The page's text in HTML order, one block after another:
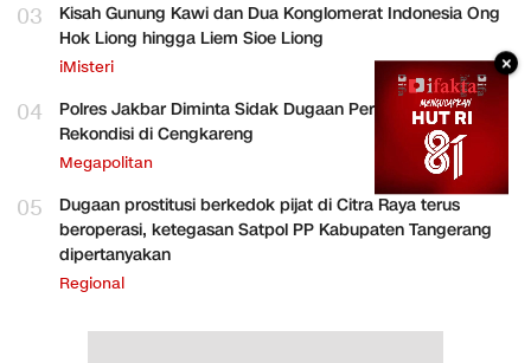
03
Kisah Gunung Kawi dan Dua Konglomerat Indonesia Ong
Hok Liong hingga Liem Sioe Liong
iMisteri
04
Polres Jakbar Diminta Sidak Dugaan Perakitan HP
Rekondisi di Cengkareng
Megapolitan
05
Dugaan prostitusi berkedok pijat di Citra Raya terus
beroperasi, ketegasan Satpol PP Kabupaten Tangerang
dipertanyakan
Regional
×